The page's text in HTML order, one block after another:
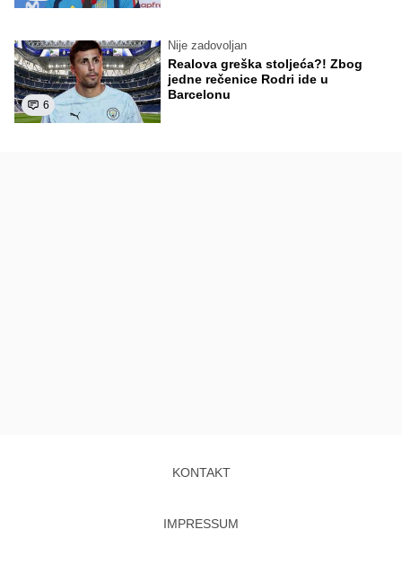
6
Nije zadovoljan
Realova greška stoljeća?! Zbog
jedne rečenice Rodri ide u
Barcelonu
KONTAKT
IMPRESSUM